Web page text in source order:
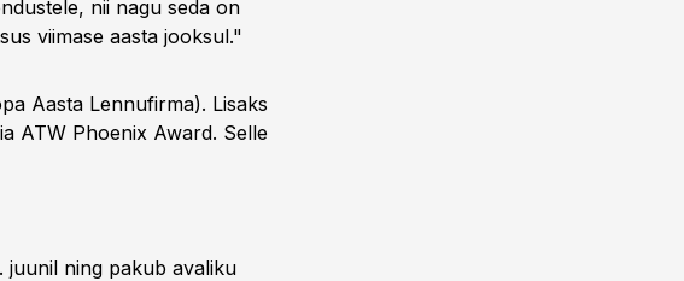
nii nagu seda on
viimase aasta jooksul."
Aasta Lennufirma). Lisaks
ATW Phoenix Award. Selle
juunil ning pakub avaliku